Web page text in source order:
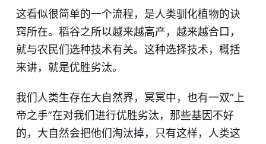
这看似很简单的一个流程，是人类驯化植物的诀
窍所在。稻谷之所以越来越高产，越来越合口，
就与农民们选种技术有关。这种选择技术，概括
来讲，就是优胜劣汰。
我们人类生存在大自然界，冥冥中，也有一双“上
帝之手”在对我们进行优胜劣汰，那些基因不好
的，大自然会把他们淘汰掉，只有这样，人类这